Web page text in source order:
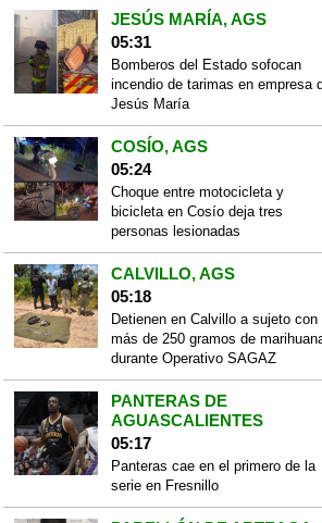
JESÚS MARÍA, AGS
05:31
Bomberos del Estado sofocan
incendio de tarimas en empresa
Jesús María
COSÍO, AGS
05:24
Choque entre motocicleta y
bicicleta en Cosío deja tres
personas lesionadas
CALVILLO, AGS
05:18
Detienen en Calvillo a sujeto con
más de 250 gramos de
durante Operativo SAGAZ
PANTERAS DE
AGUASCALIENTES
05:17
Panteras cae en el primero de la
serie en Fresnillo